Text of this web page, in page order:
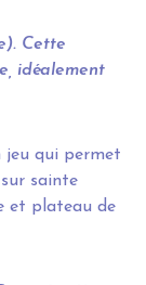
Cette
idéalement
jeu qui permet
sainte
et plateau de